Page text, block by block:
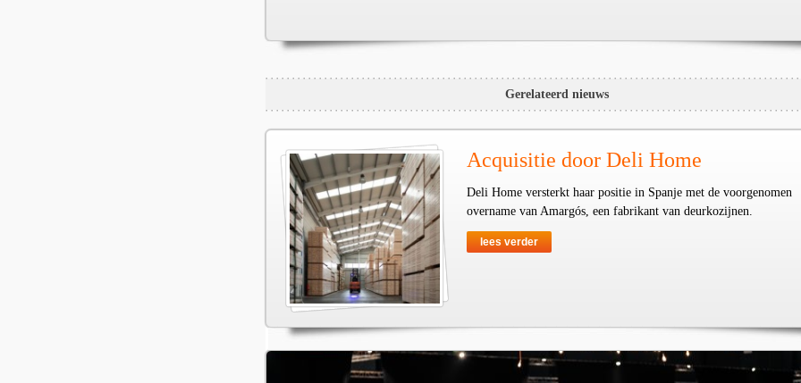
Gerelateerd nieuws
Acquisitie door Deli Home
Deli Home versterkt haar positie in Spanje met de voorgenomen
overname van Amargós, een fabrikant van deurkozijnen.
lees verder